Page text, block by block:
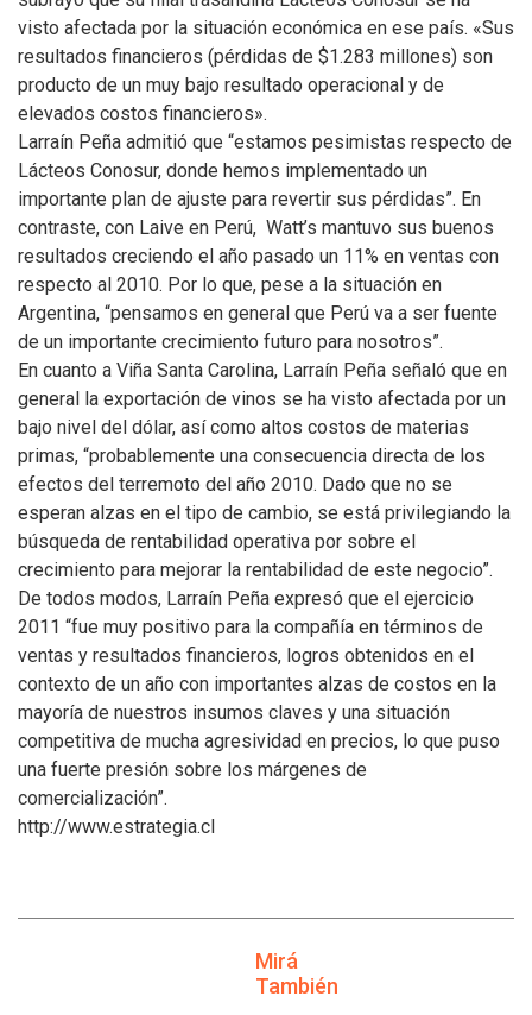
visto afectada por la situación económica en ese país. «Sus
resultados financieros (pérdidas de $1.283 millones) son
producto de un muy bajo resultado operacional y de
elevados costos financieros».
Larraín Peña admitió que “estamos pesimistas respecto de
Lácteos Conosur, donde hemos implementado un
importante plan de ajuste para revertir sus pérdidas”. En
contraste, con Laive en Perú, Watt’s mantuvo sus buenos
resultados creciendo el año pasado un 11% en ventas con
respecto al 2010. Por lo que, pese a la situación en
Argentina, “pensamos en general que Perú va a ser fuente
de un importante crecimiento futuro para nosotros”.
En cuanto a Viña Santa Carolina, Larraín Peña señaló que en
general la exportación de vinos se ha visto afectada por un
bajo nivel del dólar, así como altos costos de materias
primas, “probablemente una consecuencia directa de los
efectos del terremoto del año 2010. Dado que no se
esperan alzas en el tipo de cambio, se está privilegiando la
búsqueda de rentabilidad operativa por sobre el
crecimiento para mejorar la rentabilidad de este negocio”.
De todos modos, Larraín Peña expresó que el ejercicio
2011 “fue muy positivo para la compañía en términos de
ventas y resultados financieros, logros obtenidos en el
contexto de un año con importantes alzas de costos en la
mayoría de nuestros insumos claves y una situación
competitiva de mucha agresividad en precios, lo que puso
una fuerte presión sobre los márgenes de
comercialización”.
http://www.estrategia.cl
Mirá
También